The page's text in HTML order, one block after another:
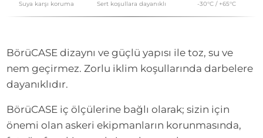
BörüCASE dizaynı ve güçlü yapısı ile toz, su ve
nem geçirmez. Zorlu iklim koşullarında darbelere
dayanıklıdır.
BörüCASE iç ölçülerine bağlı olarak; sizin için
önemi olan askeri ekipmanların korunmasında,
Suya karşı koruma
Sert koşullara dayanıklı
-30°C / +65°C